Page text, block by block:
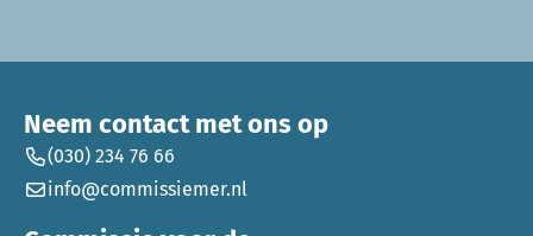
Neem contact met ons op
(030) 234 76 66
info@commissiemer.nl